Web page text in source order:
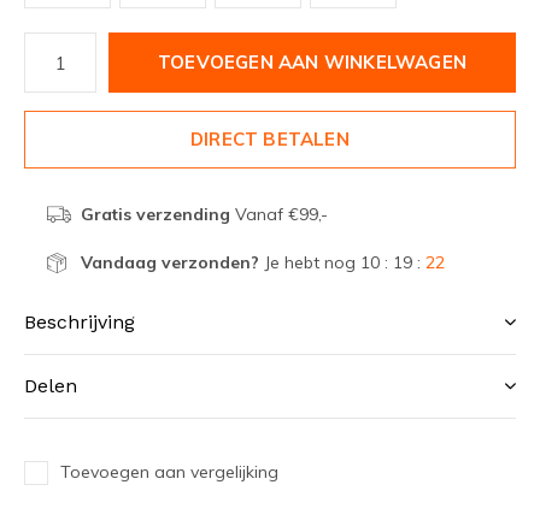
TOEVOEGEN AAN WINKELWAGEN
DIRECT BETALEN
Gratis verzending Vanaf €99,-
Vandaag verzonden? Je hebt nog 10 : 19 : 22
Beschrijving
Delen
Toevoegen aan vergelijking